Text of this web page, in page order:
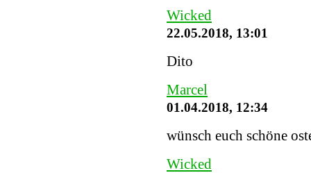
Wicked
22.05.2018, 13:01
Dito
Marcel
01.04.2018, 12:34
wünsch euch schöne
Wicked